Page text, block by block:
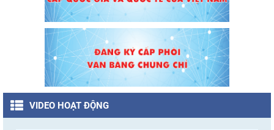
VIDEO HOẠT ĐỘNG